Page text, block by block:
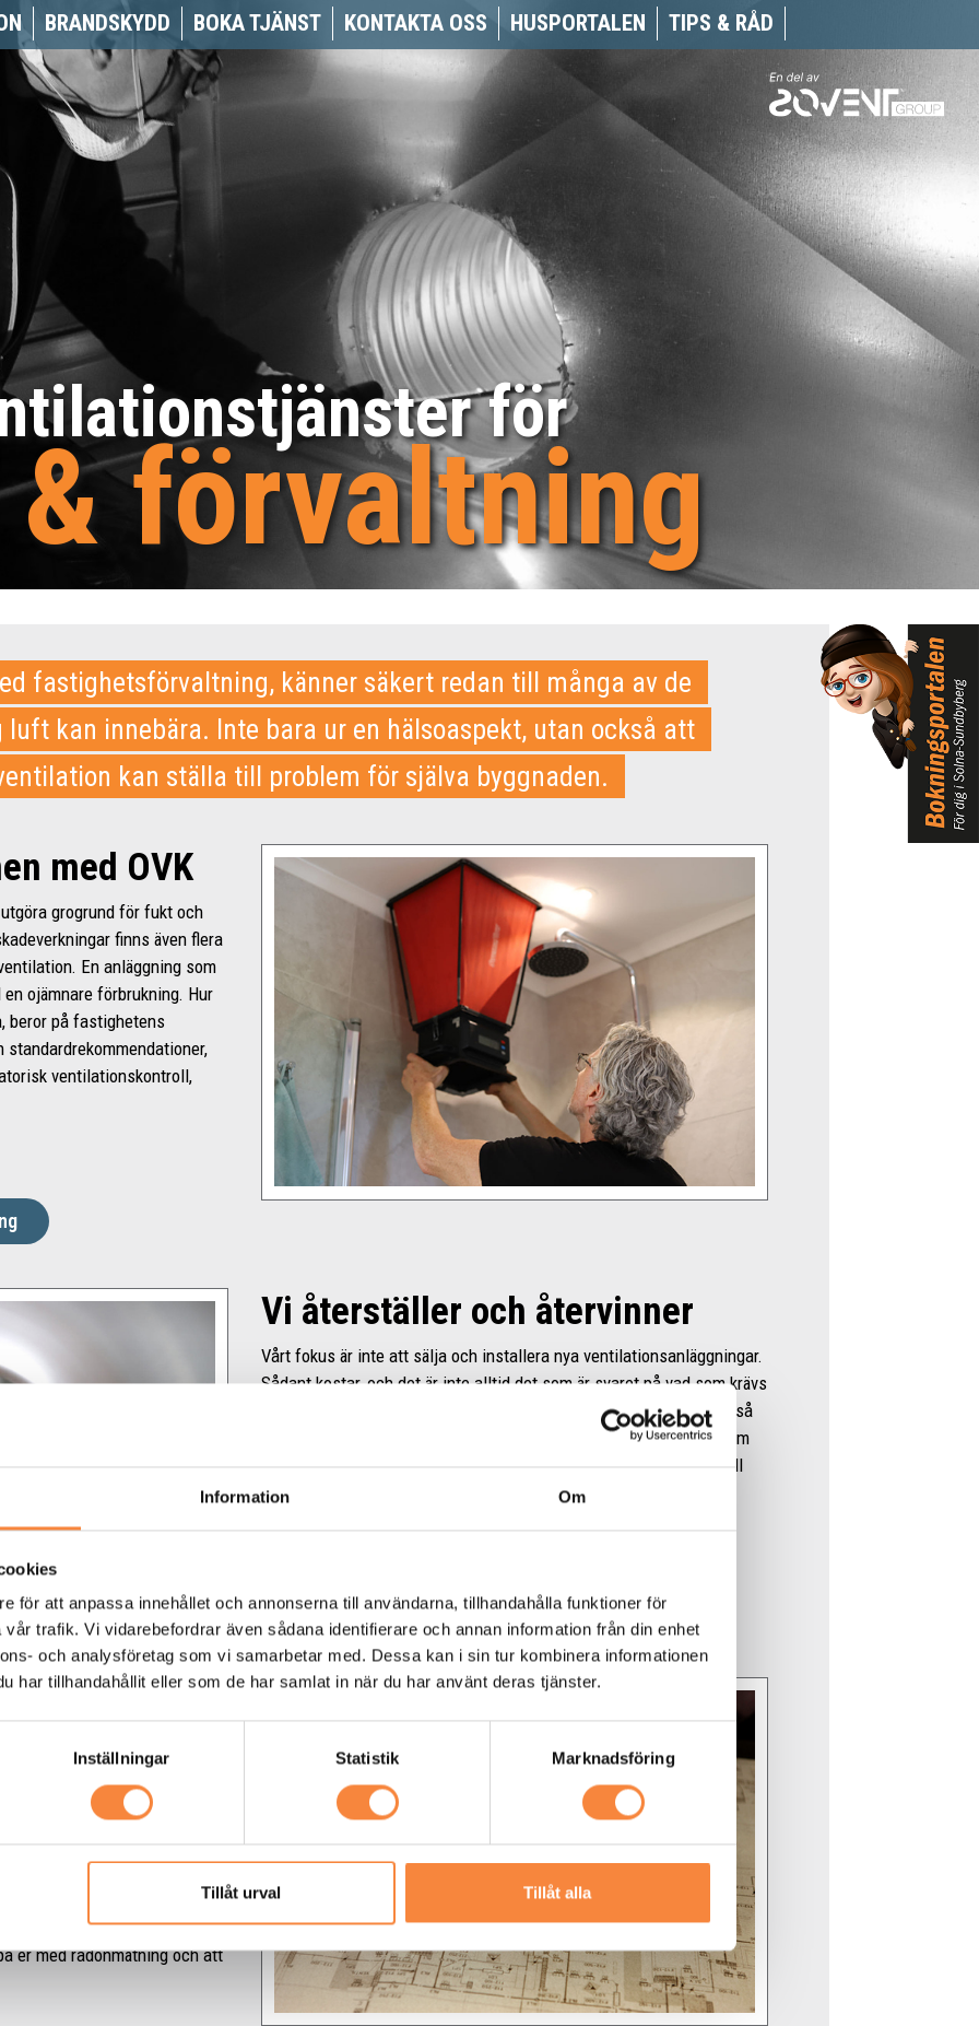
Information Om
för att anpassa innehållet och annonserna till användarna, tillhandahålla funktioner för
trafik. Vi vidarebefordrar även sådana identifierare och annan information från din enhet
och analysföretag som vi samarbetar med. Dessa kan i sin tur kombinera informationen
har tillhandahållit eller som de har samlat in när du har använt deras tjänster.
Inställningar Statistik Marknadsföring
Tillåt urval Tillåt alla
BRANDSKYDD BOKA TJÄNST KONTAKTA OSS HUSPORTALEN TIPS & RÅD
för
& förvaltning
fastighetsförvaltning, känner säkert redan till många av de
luft kan innebära. Inte bara ur en hälsoaspekt, utan också att
kan ställa till problem för själva byggnaden.
med OVK
grogrund för fukt och
finns även flera
En anläggning som
ojämnare förbrukning. Hur
beror på fastighetens
ventilationskontroll,
Vi återställer och återvinner
Vårt fokus är inte att sälja och installera nya ventilationsanläggningar.
Sådant kostar, och det är inte alltid det som är svaret på vad som krävs
för att skapa en bättre inomhusmiljö. Vårt uppdrag är istället att – så
nära det är möjligt – kunna återställa anläggningen till det skick som
gällde när den var ny. Genom mångårig branschvana och tillgång till
den senaste tekniken och utrustningen för rengöring kan vi
Kontakta vårt team
Det kostar inget, och på
Framför allt kan vi
oss kan innebära – för just
handgripliga råd samt
optimeras för bästa miljö,
kring OVK, injustering och
er med radonmätning och att